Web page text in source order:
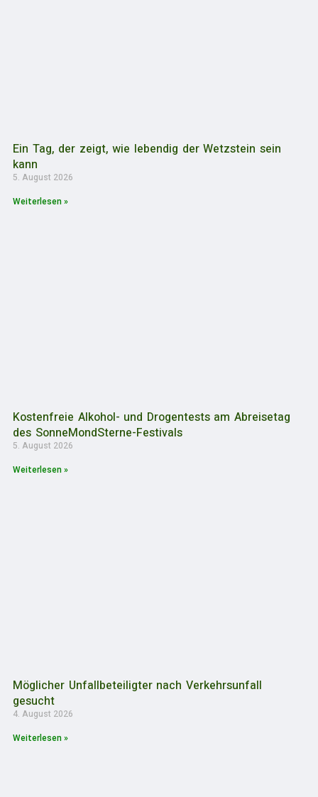
Ein Tag, der zeigt, wie lebendig der Wetzstein sein
kann
5. August 2026
Weiterlesen »
Kostenfreie Alkohol- und Drogentests am Abreisetag
des SonneMondSterne-Festivals
5. August 2026
Weiterlesen »
Möglicher Unfallbeteiligter nach Verkehrsunfall
gesucht
4. August 2026
Weiterlesen »